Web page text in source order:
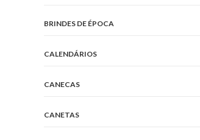
BRINDES DE ÉPOCA
CALENDÁRIOS
CANECAS
CANETAS